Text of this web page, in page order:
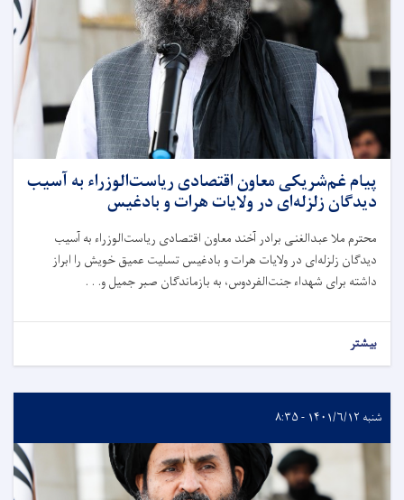
پیام غم‌شریکی معاون اقتصادی ریاست‌الوزراء به آسیب
دیدگان زلزله‌ای در ولایات هرات و بادغیس
محترم ملا عبدالغنی برادر آخند معاون اقتصادی ریاست‌الوزراء به آسیب
دیدگان زلزله‌ای در ولایات هرات و بادغیس تسلیت عمیق خویش را ابراز
داشته برای شهداء جنت‌الفردوس، به بازماندگان صبر جمیل و. . .
بیشتر
شنبه ۱۴۰۱/۶/۱۲ - ۸:۳۵